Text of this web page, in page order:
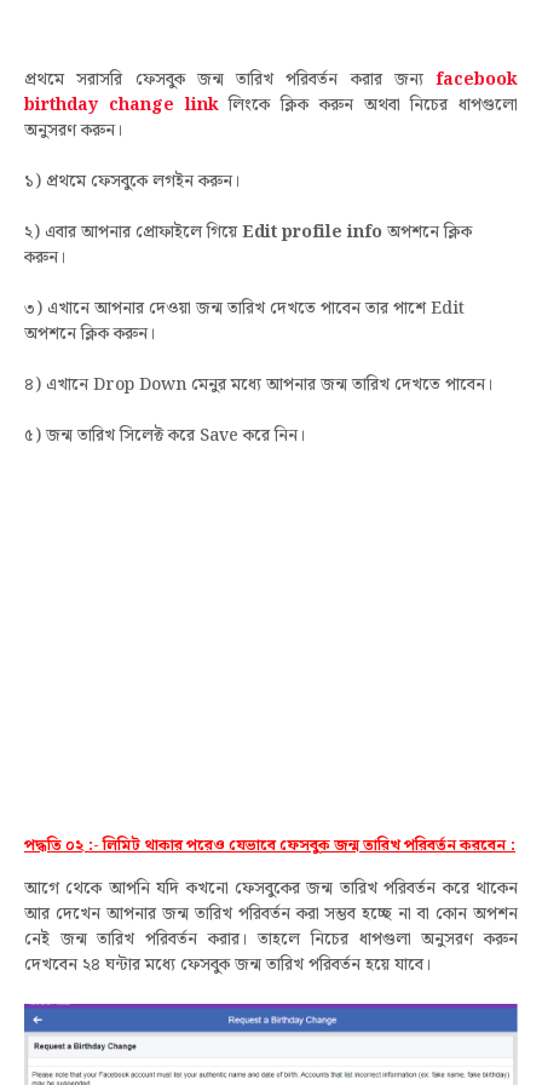
প্রথমে সরাসরি ফেসবুক জন্ম তারিখ পরিবর্তন করার জন্য facebook
birthday change linkলিংকে ক্লিক করুন অথবা নিচের ধাপগুলো
অনুসরণ করুন।
১) প্রথমে ফেসবুকে লগইন করুন।
২) এবার আপনার প্রোফাইলে গিয়েEdit profile info অপশনেক্লিক
করুন।
৩) এখানে আপনার দেওয়া জন্ম তারিখ দেখতে পাবেন তার পাশে Edit
অপশনে ক্লিক করুন।
৪) এখানে Drop Down মেনুর মধ্যে আপনার জন্ম তারিখ দেখতে পাবেন।
৫) জন্ম তারিখ সিলেক্ট করে Save করে নিন।
পদ্ধতি ০২ :- লিমিট থাকার পরেও যেভাবে ফেসবুক জন্ম তারিখ পরিবর্তন করবেন :
আগে থেকে আপনি যদি কখনো ফেসবুকের জন্ম তারিখ পরিবর্তন করে থাকেন
আর দেখেন আপনার জন্ম তারিখ পরিবর্তন করা সম্ভব হচ্ছে না বা কোন অপশন
নেই জন্ম তারিখ পরিবর্তন করার। তাহলে নিচের ধাপগুলা অনুসরণ করুন
দেখবেন ২৪ ঘন্টার মধ্যে ফেসবুক জন্ম তারিখ পরিবর্তন হয়ে যাবে।